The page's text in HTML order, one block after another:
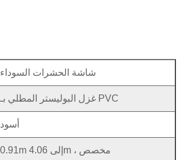
شاشة الحشرات السوداء
غزل البوليستر المطلي بـ PVC
أسود
0.91m إلى 4.06m ، مخصص